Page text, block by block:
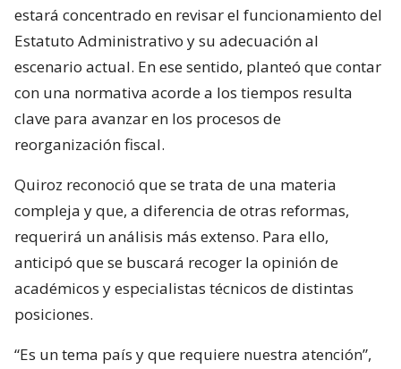
estará concentrado en revisar el funcionamiento del
Estatuto Administrativo y su adecuación al
escenario actual. En ese sentido, planteó que contar
con una normativa acorde a los tiempos resulta
clave para avanzar en los procesos de
reorganización fiscal.
Quiroz reconoció que se trata de una materia
compleja y que, a diferencia de otras reformas,
requerirá un análisis más extenso. Para ello,
anticipó que se buscará recoger la opinión de
académicos y especialistas técnicos de distintas
posiciones.
“Es un tema país y que requiere nuestra atención”,